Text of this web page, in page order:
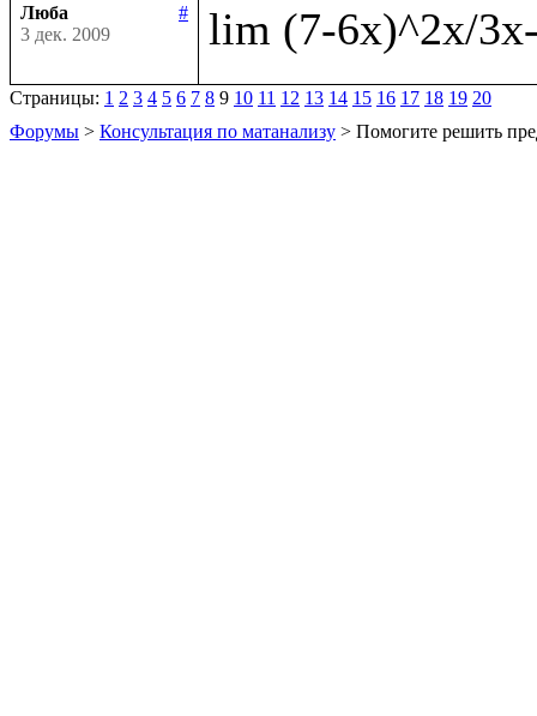
Люба
#
3 дек. 2009
Страницы: 1 2 3 4 5 6 7 8 9 10 11 12 13 14 15 16 17 18 19 20
Форумы > Консультация по матанализу > Помогите решить